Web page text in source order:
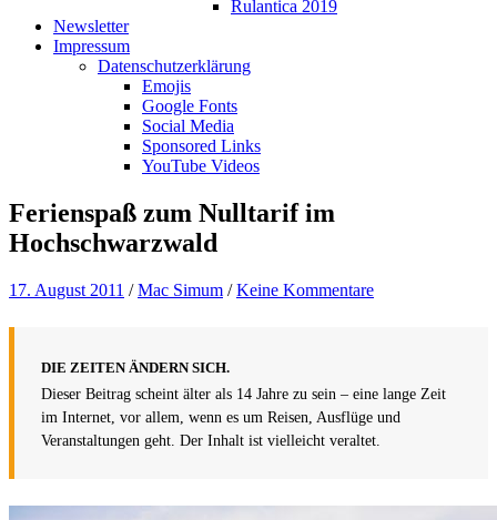
Rulantica 2019
Newsletter
Impressum
Datenschutzerklärung
Emojis
Google Fonts
Social Media
Sponsored Links
YouTube Videos
Ferienspaß zum Nulltarif im
Hochschwarzwald
17. August 2011 /Mac Simum /Keine Kommentare
DIE ZEITEN ÄNDERN SICH.
Dieser Beitrag scheint älter als 14 Jahre zu sein – eine lange Zeit
im Internet, vor allem, wenn es um Reisen, Ausflüge und
Veranstaltungen geht. Der Inhalt ist vielleicht veraltet.